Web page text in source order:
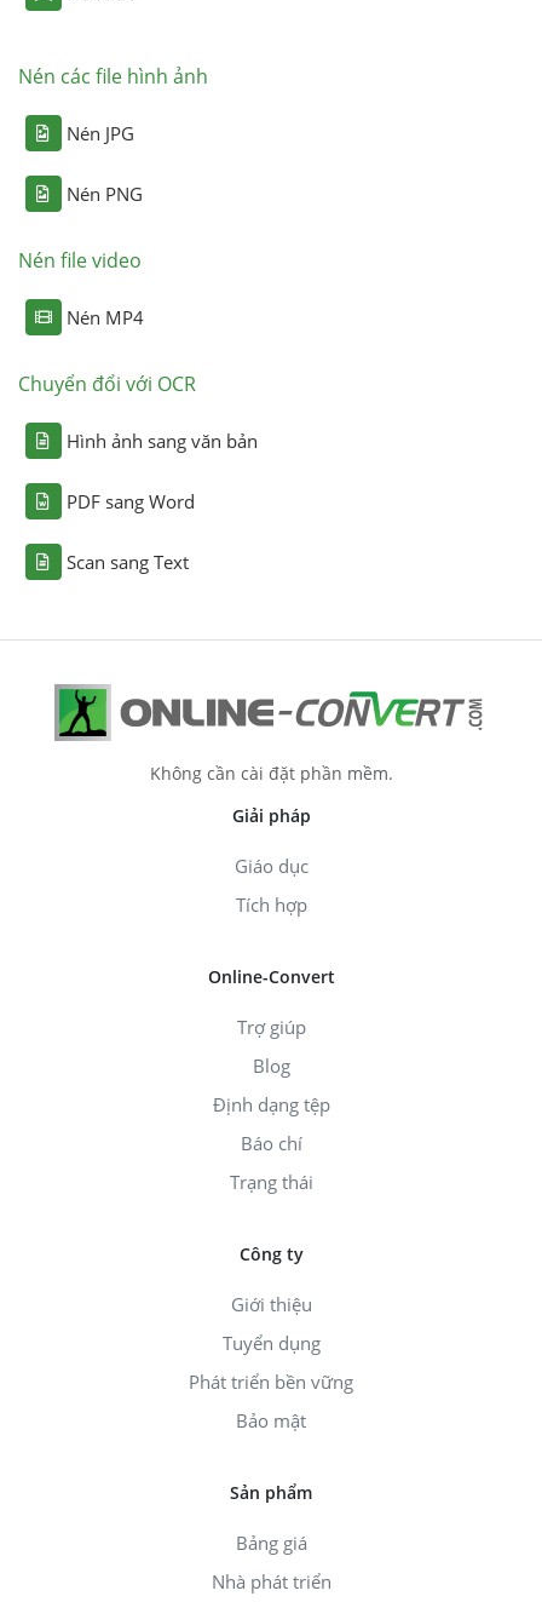
Nén các file hình ảnh
Nén JPG
Nén PNG
Nén file video
Nén MP4
Chuyển đổi với OCR
Hình ảnh sang văn bản
PDF sang Word
Scan sang Text
Không cần cài đặt phần mềm.
Giải pháp
Giáo dục
Tích hợp
Online-Convert
Trợ giúp
Blog
Định dạng tệp
Báo chí
Trạng thái
Công ty
Giới thiệu
Tuyển dụng
Phát triển bền vững
Bảo mật
Sản phẩm
Bảng giá
Nhà phát triển